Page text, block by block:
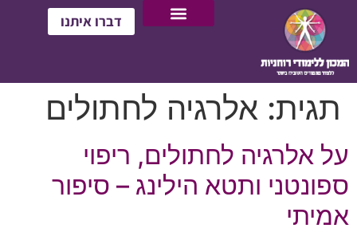
דברו איתנו
תגית: אלרגיה לחתולים
על אלרגיה לחתולים, ריפוי
ספונטני ותטא הילינג – סיפור
אמיתי